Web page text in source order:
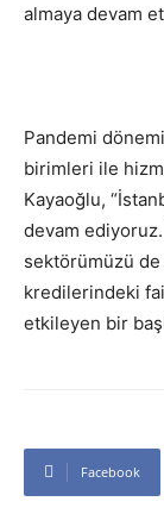
almaya devam
Pandemi
birimleri ile
Kayaoğlu,
devam
sektörümüzü
kredilerindeki
etkileyen bir
Facebook